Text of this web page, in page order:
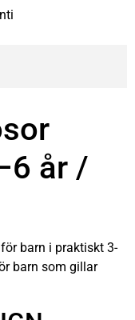
år /
barn i praktiskt 3-
barn som gillar